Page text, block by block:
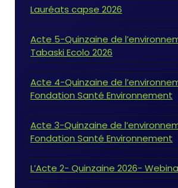
Lauréats capse 2026
Acte 5-Quinzaine de
Tabaski Ecolo 2026
Acte 4-Quinzaine de
Fondation Santé Environnement
Acte 3-Quinzaine de
Fondation Santé Environnement
L’Acte 2- Quinzaine 2026-